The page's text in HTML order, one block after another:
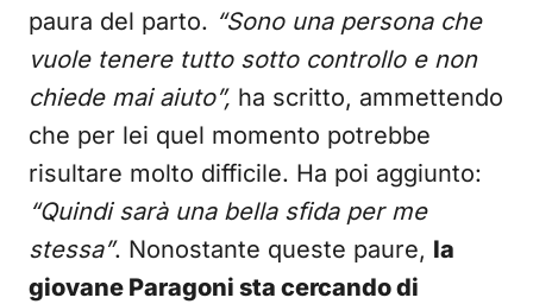
paura del parto. “Sono una persona che
vuole tenere tutto sotto controllo e non
chiede mai aiuto”, ha scritto, ammettendo
che per lei quel momento potrebbe
risultare molto difficile. Ha poi aggiunto:
“Quindi sarà una bella sfida per me
stessa”. Nonostante queste paure, la
giovane Paragoni sta cercando di